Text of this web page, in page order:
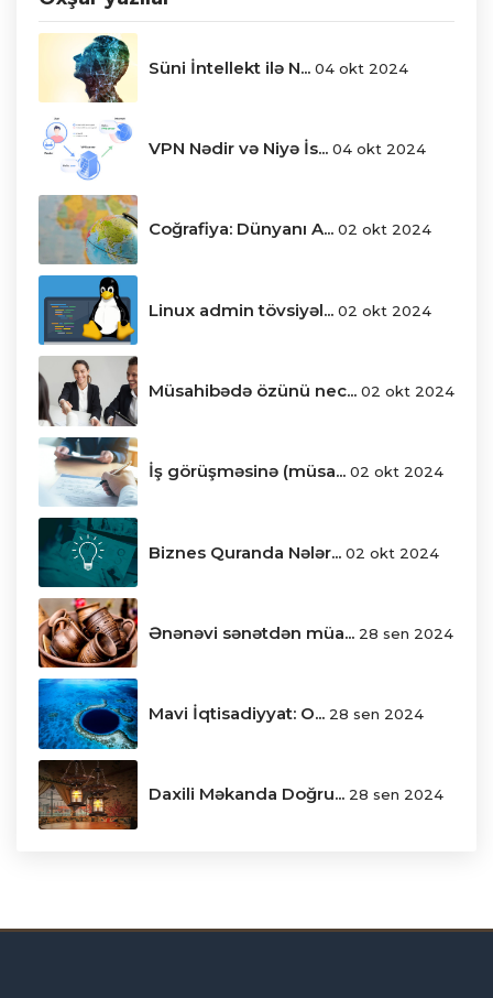
Süni İntellekt ilə N... 04 okt 2024
VPN Nədir və Niyə İs... 04 okt 2024
Coğrafiya: Dünyanı A... 02 okt 2024
Linux admin tövsiyəl... 02 okt 2024
Müsahibədə özünü nec... 02 okt 2024
İş görüşməsinə (müsa... 02 okt 2024
Biznes Quranda Nələr... 02 okt 2024
Ənənəvi sənətdən müa... 28 sen 2024
Mavi İqtisadiyyat: O... 28 sen 2024
Daxili Məkanda Doğru... 28 sen 2024